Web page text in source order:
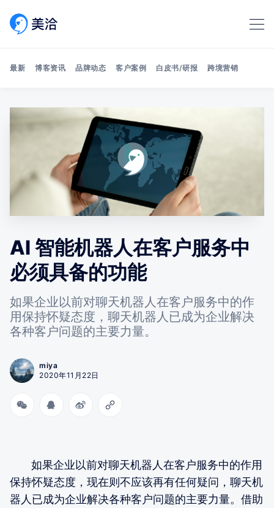
Search 美洽博客
最新 博客资讯 品牌动态 客户案例 白皮书/研报 跨境营销
AI 智能机器人在客户服务中
必须具备的功能
如果企业以前对聊天机器人在客户服务中的作
用保持怀疑态度，聊天机器人已成为企业解决
各种客户问题的主要力量。
miya
2020年11月22日
如果企业以前对聊天机器人在客户服务中的作用
保持怀疑态度，现在则不应该再有任何疑问，聊天机
器人已成为企业解决各种客户问题的主要力量。借助